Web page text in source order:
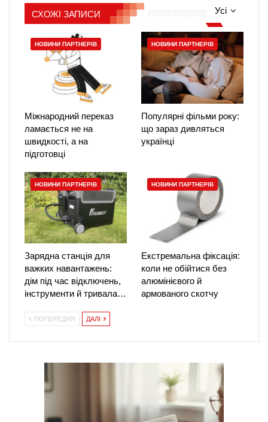
Усі
СХОЖІ ЗАПИСИ
НОВИНИ ПАРТНЕРІВ
Міжнародний переказ
ламається не на
швидкості, а на
підготовці
НОВИНИ ПАРТНЕРІВ
Популярні фільми року:
що зараз дивляться
українці
НОВИНИ ПАРТНЕРІВ
Зарядна станція для
важких навантажень:
дім під час відключень,
інструменти й тривала…
НОВИНИ ПАРТНЕРІВ
Екстремальна фіксація:
коли не обійтися без
алюмінієвого й
армованого скотчу
ПОПЕРЕДНЯ ДАЛІ